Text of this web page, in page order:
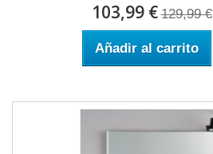
103,99 € 129,99 €
Añadir al carrito